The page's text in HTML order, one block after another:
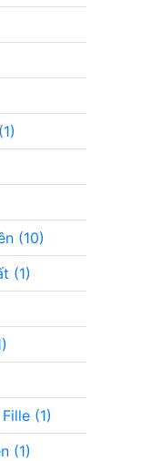
(10)
(1)
(1)
(1)